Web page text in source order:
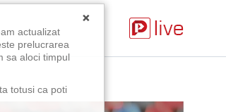
×
actualizat
prelucrarea
sa aloci timpul
totusi ca poti